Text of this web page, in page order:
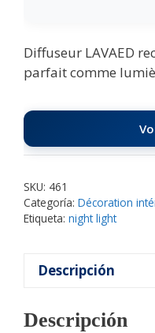
Diffuseur LAVAED
parfait comme
SKU: 461
Categoría: Décoration
Etiqueta: night light
Descripción
Descripción